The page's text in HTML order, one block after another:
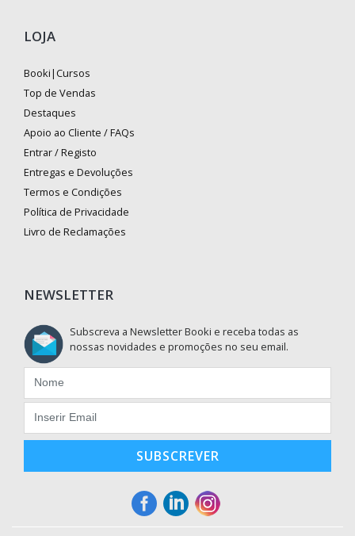
LOJA
Booki|Cursos
Top de Vendas
Destaques
Apoio ao Cliente / FAQs
Entrar / Registo
Entregas e Devoluções
Termos e Condições
Política de Privacidade
Livro de Reclamações
NEWSLETTER
Subscreva a Newsletter Booki e receba todas as
nossas novidades e promoções no seu email.
SUBSCREVER